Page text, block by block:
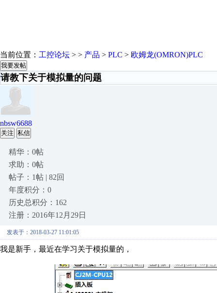
当前位置： 工控论坛 > > 产品 > PLC > 欧姆龙(OMRON)PLC
我要发帖
请教下关于模拟量的问题
nbsw6688
关注 私信
精华：0帖
求助：0帖
帖子：1帖 | 82回
年度积分：0
历史总积分：162
注册：2016年12月29日
发表于：2018-03-27 11:01:05
我是新手，最近在学习关于模拟量的，